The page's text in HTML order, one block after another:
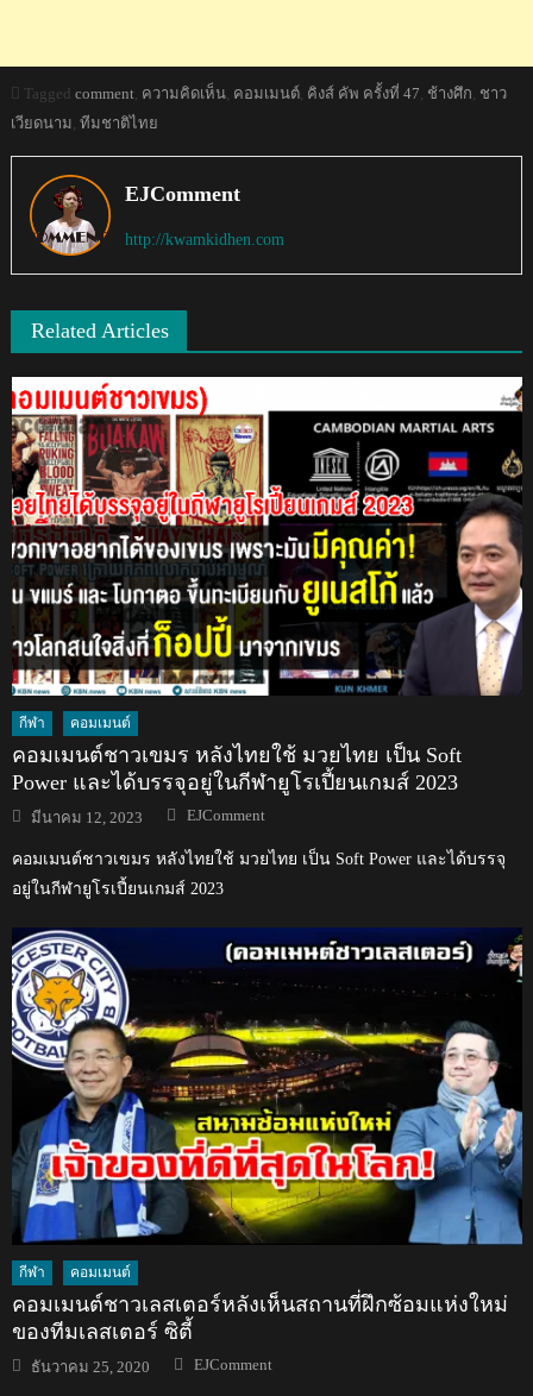
Tagged comment ความคิดเห็น, คอมเมนต์, คิงส์ คัพ ครั้งที่ 47 ช้างศึก ชาว
เวียดนาม ทีมชาติไทย
EJComment
http://kwamkidhen.com
Related Articles
กีฬา คอมเมนต์
คอมเมนต์ชาวเขมร หลังไทยใช้ มวยไทย เป็น Soft
Power และได้บรรจุอยู่ในกีฬายูโรเปี้ยนเกมส์ 2023
Posted
on
มีนาคม 12, 2023 Author
EJComment
คอมเมนต์ชาวเขมร หลังไทยใช้ มวยไทย เป็น Soft Power และได้บรรจุ
อยู่ในกีฬายูโรเปี้ยนเกมส์ 2023
กีฬา คอมเมนต์
คอมเมนต์ชาวเลสเตอร์หลังเห็นสถานที่ฝึกซ้อมแห่งใหม่
ของทีมเลสเตอร์ ซิตี้
Posted
on
ธันวาคม 25, 2020 Author
EJComment